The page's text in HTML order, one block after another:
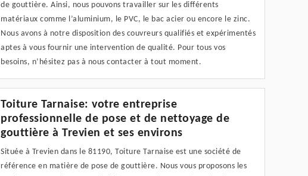
de gouttière. Ainsi, nous pouvons travailler sur les différents
matériaux comme l’aluminium, le PVC, le bac acier ou encore le zinc.
Nous avons à notre disposition des couvreurs qualifiés et expérimentés
aptes à vous fournir une intervention de qualité. Pour tous vos
besoins, n’hésitez pas à nous contacter à tout moment.
Toiture Tarnaise: votre entreprise
professionnelle de pose et de nettoyage de
gouttière à Trevien et ses environs
Située à Trevien dans le 81190, Toiture Tarnaise est une société de
référence en matière de pose de gouttière. Nous vous proposons les